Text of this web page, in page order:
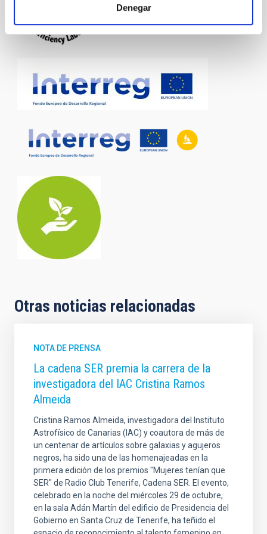
Denegar
Otras noticias relacionadas
NOTA DE PRENSA
La cadena SER premia la carrera de la
investigadora del IAC Cristina Ramos
Almeida
Cristina Ramos Almeida, investigadora del Instituto
Astrofísico de Canarias (IAC) y coautora de más de
un centenar de artículos sobre galaxias y agujeros
negros, ha sido una de las homenajeadas en la
primera edición de los premios "Mujeres tenían que
SER" de Radio Club Tenerife, Cadena SER. El evento,
celebrado en la noche del miércoles 29 de octubre,
en la sala Adán Martín del edificio de Presidencia del
Gobierno en Santa Cruz de Tenerife, ha teñido el